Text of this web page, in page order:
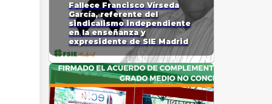
Fallece Francisco Vírseda
García, referente del
sindicalismo independiente
en la enseñanza y
expresidente de SIE Madrid